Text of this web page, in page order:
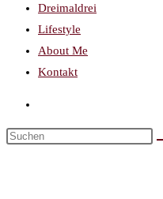
Dreimaldrei
Lifestyle
About Me
Kontakt